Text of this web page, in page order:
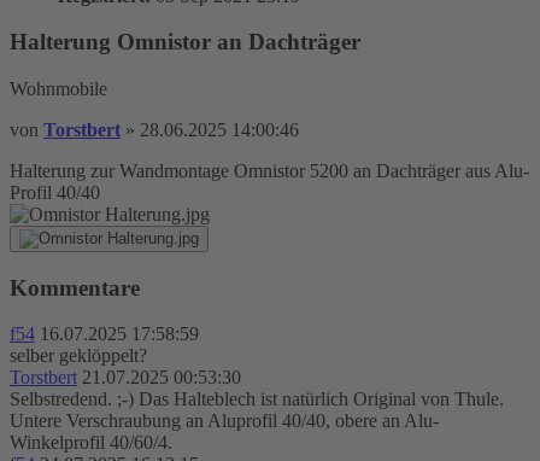
Halterung Omnistor an Dachträger
Wohnmobile
von Torstbert » 28.06.2025 14:00:46
Halterung zur Wandmontage Omnistor 5200 an Dachträger aus Alu-
Profil 40/40
Kommentare
f54 16.07.2025 17:58:59
selber geklöppelt?
Torstbert 21.07.2025 00:53:30
Selbstredend. ;-) Das Halteblech ist natürlich Original von Thule.
Untere Verschraubung an Aluprofil 40/40, obere an Alu-
Winkelprofil 40/60/4.